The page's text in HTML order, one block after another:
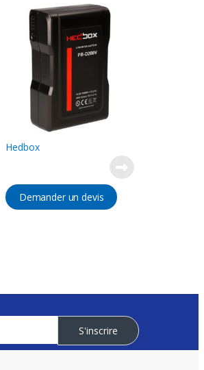
Hedbox
Demander un devis
S'inscrire